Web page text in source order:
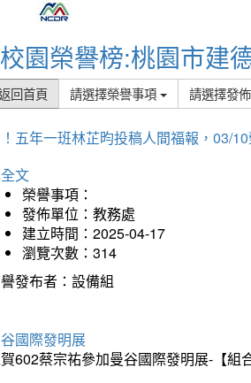
校園榮譽榜:桃園市建
回首頁 請選擇榮譽事項 請選擇發
五年一班林芷昀投稿人間福報，03/
文
榮譽事項：
發佈單位：教務處
建立時間：2025-04-17
瀏覽次數：314
發布者：設備組
國際發明展
602蔡宗祐參加曼谷國際發明展-【組